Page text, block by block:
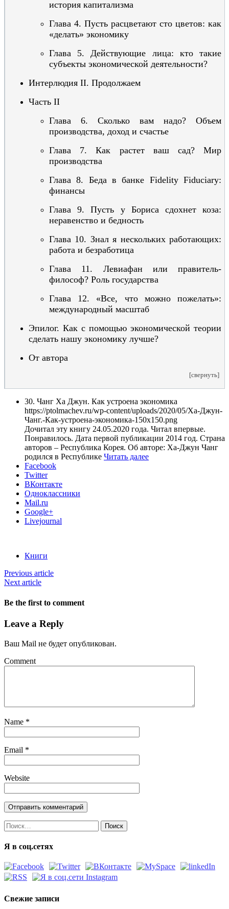
история капитализма
Глава 4. Пусть расцветают сто цветов: как
«делать» экономику
Глава 5. Действующие лица: кто такие
субъекты экономической деятельности?
Интерлюдия II. Продолжаем
Часть II
Глава 6. Сколько вам надо? Объем
производства, доход и счастье
Глава 7. Как растет ваш сад? Мир
производства
Глава 8. Беда в банке Fidelity Fiduciary:
финансы
Глава 9. Пусть у Бориса сдохнет коза:
неравенство и бедность
Глава 10. Знал я нескольких работающих:
работа и безработица
Глава 11. Левиафан или правитель-
философ? Роль государства
Глава 12. «Все, что можно пожелать»:
международный масштаб
Эпилог. Как с помощью экономической теории
сделать нашу экономику лучше?
От автора
[свернуть]
30. Чанг Ха Джун. Как устроена экономика
https://ptolmachev.ru/wp-content/uploads/2020/05/Ха-Джун-
Чанг.-Как-устроена-экономика-150x150.png
Дочитал эту книгу 24.05.2020 года. Читал впервые.
Понравилось. Дата первой публикации 2014 год. Страна
авторов – Республика Корея. Об авторе: Ха-Джун Чанг
родился в Республике Читать далее
Facebook
Twitter
ВКонтакте
Одноклассники
Mail.ru
Google+
Livejournal
Книги
Previous article
Next article
Be the first to comment
Leave a Reply
Ваш Mail не будет опубликован.
Comment
Name *
Email *
Website
Найти:
Я в соц.сетях
Свежие записи